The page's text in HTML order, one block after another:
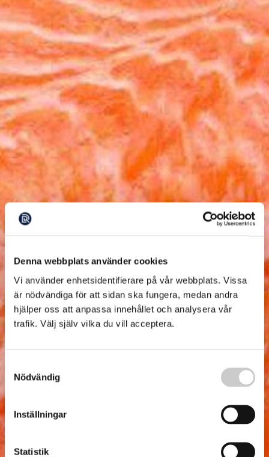
Denna webbplats använder cookies
Vi använder enhetsidentifierare på vår webbplats. Vissa
är nödvändiga för att sidan ska fungera, medan andra
hjälper oss att anpassa innehållet och analysera vår
trafik. Välj själv vilka du vill acceptera.
Nödvändig
Inställningar
Statistik